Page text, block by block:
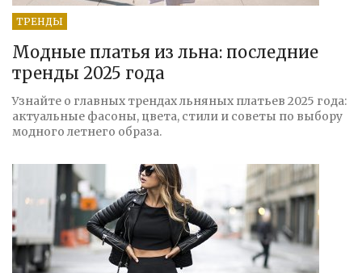
ТРЕНДЫ
Модные платья из льна: последние
тренды 2025 года
Узнайте о главных трендах льняных платьев 2025 года:
актуальные фасоны, цвета, стили и советы по выбору
модного летнего образа.